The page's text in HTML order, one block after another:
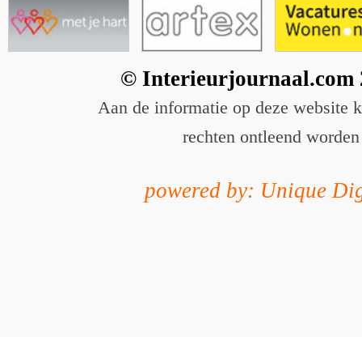
© Interieurjournaal.com
Aan de informatie op deze website
rechten ontleend worden
powered by: Unique